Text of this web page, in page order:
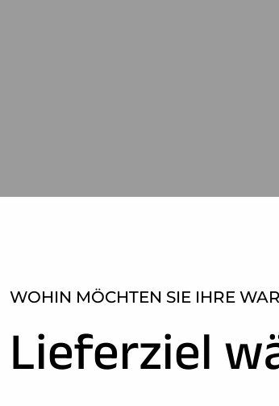
WOHIN MÖCHTEN SIE IHRE
Lieferziel